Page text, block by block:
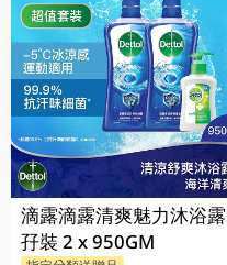
滴露滴露清爽魅力沐浴露
孖裝 2 x 950GM